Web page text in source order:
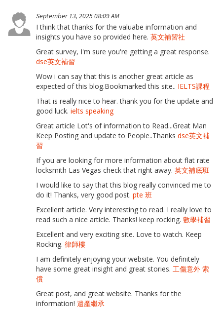
September 13, 2025 08:09 AM
I think that thanks for the valuabe information and
insights you have so provided here. 英文補習社
Great survey, I'm sure you're getting a great response.
dse英文補習
Wow i can say that this is another great article as
expected of this blog.Bookmarked this site.. IELTS課程
That is really nice to hear. thank you for the update and
good luck. ielts speaking
Great article Lot's of information to Read...Great Man
Keep Posting and update to People..Thanks dse英文補
習
If you are looking for more information about flat rate
locksmith Las Vegas check that right away. 英文補底班
I would like to say that this blog really convinced me to
do it! Thanks, very good post. pte 班
Excellent article. Very interesting to read. I really love to
read such a nice article. Thanks! keep rocking. 數學補習
Excellent and very exciting site. Love to watch. Keep
Rocking. 律師樓
I am definitely enjoying your website. You definitely
have some great insight and great stories. 工傷意外 索
償
Great post, and great website. Thanks for the
information! 遺產繼承